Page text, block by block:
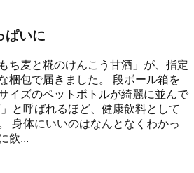
ぱいに
ち麦と糀のけんこう甘酒」が、指定
梱包で届きました。 段ボール箱を
イズのペットボトルが綺麗に並んで
と呼ばれるほど、健康飲料として
身体にいいのはなんとなくわかっ
飲...